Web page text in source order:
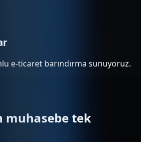
e-ticaret barındırma sunuyoruz.
muhasebe tek